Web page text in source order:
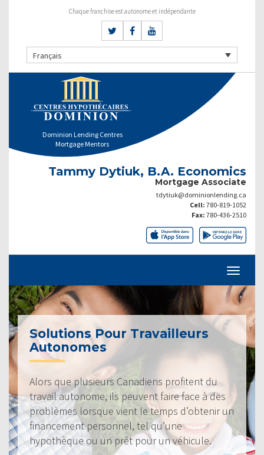
Chaque franchise est autonome et indépendante
Français
Dominion Lending Centres
Mortgage Mentors
Tammy Dytiuk, B.A. Economics
Mortgage Associate
tdytiuk@dominionlending.ca
Cell: 780-819-1052
Fax: 780-436-2510
Solutions Pour Travailleurs
Autonomes
Alors que plusieurs Canadiens profitent du
travail autonome, ils peuvent faire face à des
problèmes lorsque vient le temps d’obtenir un
financement personnel, tel qu’une
hypothèque ou un prêt pour un véhicule.